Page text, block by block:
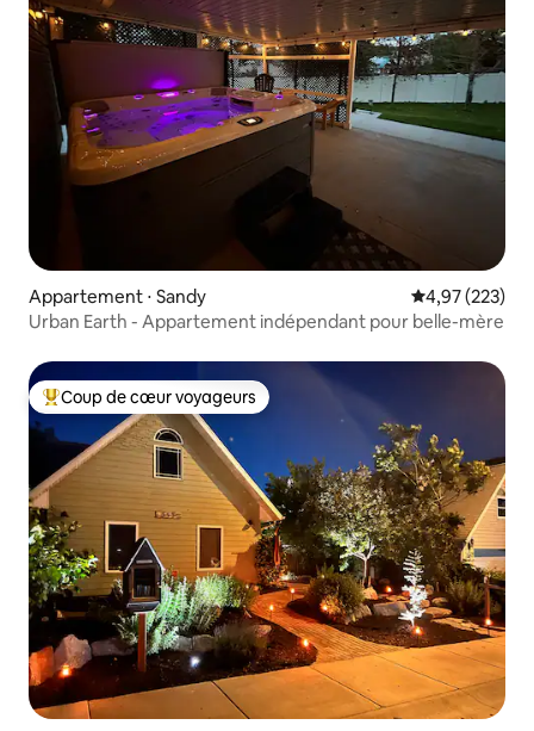
Appartement ⋅ Sandy Évaluation
4,97 (223)
Urban Earth - Appartement indépendant pour belle-mère
Coups de cœur voyageurs les plus appréciés
Coup de cœur voyageurs